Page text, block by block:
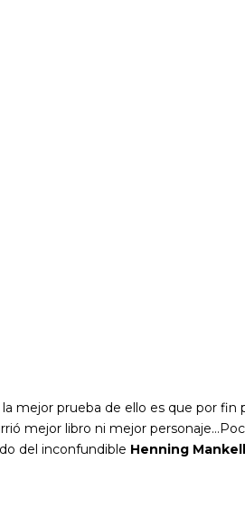
la mejor prueba de ello es que por fin
mejor libro ni mejor
del inconfundible Henning Mankell